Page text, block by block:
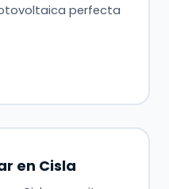
perfecta
en Cisla